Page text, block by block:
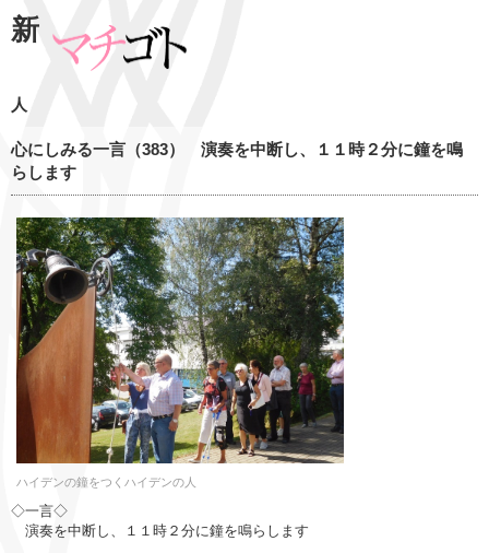
新
人
心にしみる一言（383） 演奏を中断し、１１時２分に鐘を鳴
らします
ハイデンの鐘をつくハイデンの人
◇一言◇
演奏を中断し、１１時２分に鐘を鳴らします